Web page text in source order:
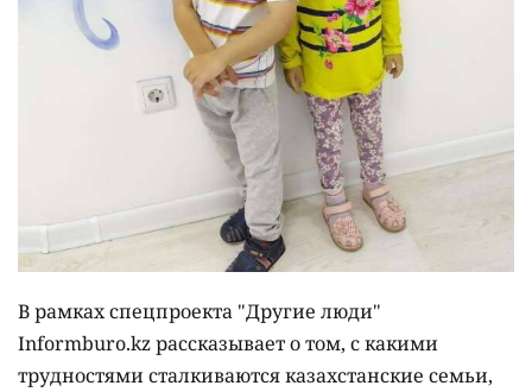
В рамках спецпроекта "Другие люди"
Informburo.kz рассказывает о том, с какими
трудностями сталкиваются казахстанские семьи,